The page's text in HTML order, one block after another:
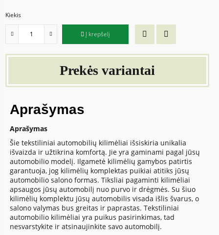
Kiekis
Į krepšelį
Prekės variantai
Aprašymas
Aprašymas
Šie tekstiliniai automobilių kilimėliai išsiskiria unikalia
išvaizda ir užtikrina komfortą. Jie yra gaminami pagal jūsų
automobilio modelį. Ilgametė kilimėlių gamybos patirtis
garantuoja, jog kilimėlių komplektas puikiai atitiks jūsų
automobilio salono formas. Tiksliai pagaminti kilimėliai
apsaugos jūsų automobilį nuo purvo ir drėgmės. Su šiuo
kilimėlių komplektu jūsų automobilis visada išlis švarus, o
salono valymas bus greitas ir paprastas. Tekstiliniai
automobilio kilimėliai yra puikus pasirinkimas, tad
nesvarstykite ir atsinaujinkite savo automobilį.